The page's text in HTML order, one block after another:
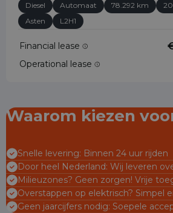
Diesel Automaat 78.292 km
Asten
L2H1
Financial lease
Operational lease
Waarom kiezen
Snelle levering: Binnen 24 uur rijden
Door heel Nederland: Wij leveren
Milieuzones? Geen zorgen! Vrije
Overstappen op elektrisch? Simpel
Geen jaarcijfers nodig: Soepele